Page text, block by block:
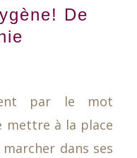
De
par le mot
mettre à la place
dans ses